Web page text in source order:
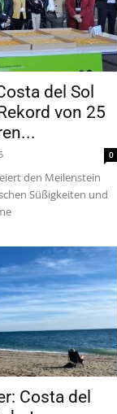
del Sol
von 25
0
den Meilenstein
Süßigkeiten und
Costa del